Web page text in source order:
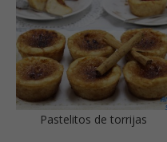
Pastelitos de torrijas